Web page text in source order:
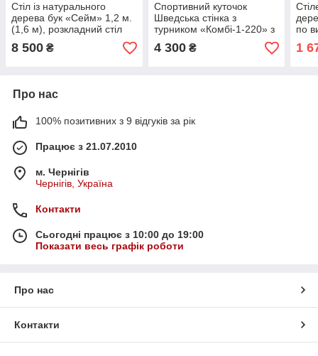
Стіл із натурального
дерева бук «Сейм» 1,2 м.
(1,6 м), розкладний стіл
8 500 ₴
Спортивний куточок
Шведська стінка з
турником «Комбі-1-220» з
натурального дерево бук
4 300₴
по
1
Про нас
100% позитивних з 9 відгуків за рік
Працює з 21.07.2010
м. Чернігів
Чернігів, Україна
Контакти
Сьогодні працює з 10:00 до 19:00
Показати весь графік роботи
Про нас
Контакти